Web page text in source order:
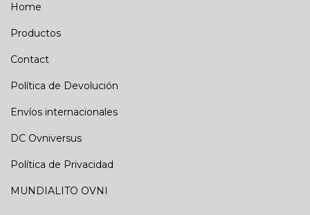
Home
Productos
Contact
Política de Devolución
Envíos internacionales
DC Ovniversus
Política de Privacidad
MUNDIALITO OVNI